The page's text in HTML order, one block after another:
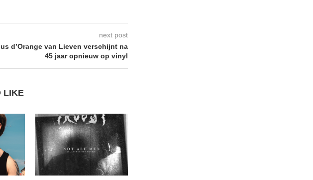
next post
d’Orange van Lieven verschijnt na
45 jaar opnieuw op vinyl
LIKE